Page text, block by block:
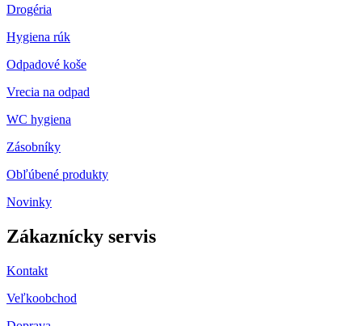
Drogéria
Hygiena rúk
Odpadové koše
Vrecia na odpad
WC hygiena
Zásobníky
Obľúbené produkty
Novinky
Zákaznícky servis
Kontakt
Veľkoobchod